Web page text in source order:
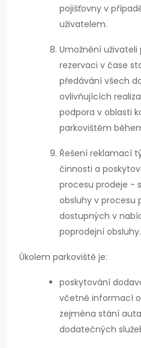
pojišťovny v
uživatelem.
Umožnění
rezervaci v čase
předávání všech
ovlivňujících
podpora v oblasti
parkovištěm
Řešení reklamací
činnosti a
procesu prodeje -
obsluhy v procesu
dostupných v
poprodejní obsluhy.
Úkolem parkoviště je:
poskytování
včetně informací
zejména stání
dodatečných